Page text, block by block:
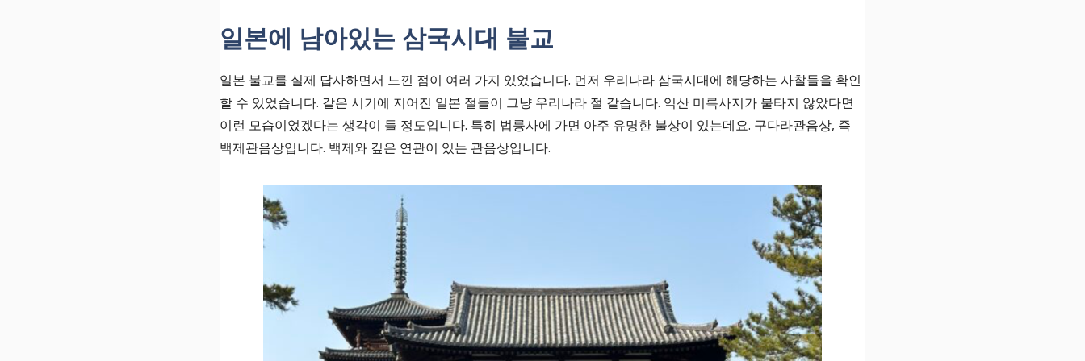
일본에 남아있는 삼국시대 불교
일본 불교를 실제 답사하면서 느낀 점이 여러 가지 있었습니다. 먼저 우리나라 삼국시대에 해당하는 사찰들을 확인
할 수 있었습니다. 같은 시기에 지어진 일본 절들이 그냥 우리나라 절 같습니다. 익산 미륵사지가 불타지 않았다면
이런 모습이었겠다는 생각이 들 정도입니다. 특히 법륭사에 가면 아주 유명한 불상이 있는데요. 구다라관음상, 즉
백제관음상입니다. 백제와 깊은 연관이 있는 관음상입니다.